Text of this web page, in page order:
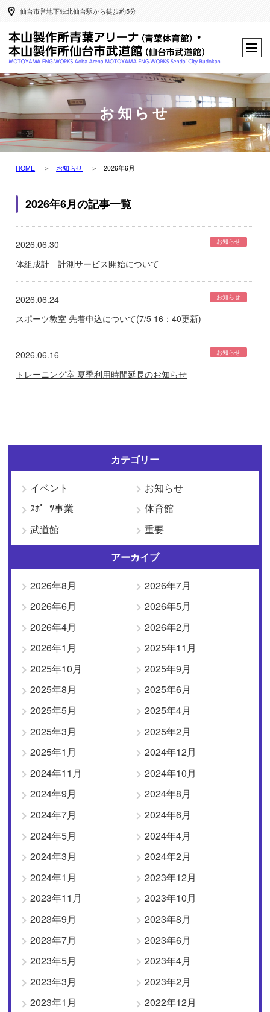
仙台市営地下鉄北仙台駅から徒歩約5分
お知らせ
HOME お知らせ 2026年6月
2026年6月の記事一覧
2026.06.30 お知らせ
体組成計 計測サービス開始について
2026.06.24 お知らせ
スポーツ教室 先着申込について(7/5 16：40更新)
2026.06.16 お知らせ
トレーニング室 夏季利用時間延長のお知らせ
カテゴリー
イベント
お知らせ
ｽﾎﾟｰﾂ事業
体育館
武道館
重要
アーカイブ
2026年8月
2026年7月
2026年6月
2026年5月
2026年4月
2026年2月
2026年1月
2025年11月
2025年10月
2025年9月
2025年8月
2025年6月
2025年5月
2025年4月
2025年3月
2025年2月
2025年1月
2024年12月
2024年11月
2024年10月
2024年9月
2024年8月
2024年7月
2024年6月
2024年5月
2024年4月
2024年3月
2024年2月
2024年1月
2023年12月
2023年11月
2023年10月
2023年9月
2023年8月
2023年7月
2023年6月
2023年5月
2023年4月
2023年3月
2023年2月
2023年1月
2022年12月